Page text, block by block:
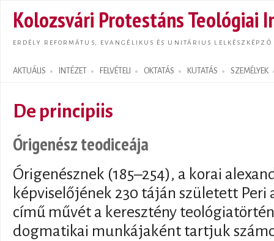
Kolozsvári Protestáns Teológiai
ERDÉLY REFORMÁTUS, EVANGÉLIKUS ÉS UNITÁRIUS LELKÉSZKÉPZŐ
AKTUÁLIS INTÉZET FELVÉTELI OKTATÁS KUTATÁS SZEMÉLYEK
Search form
De principiis
Órigenész teodiceája
Órigenésznek (185–254), a korai
képviselőjének 230 táján született Peri
című művét a keresztény
dogmatikai munkájaként tartjuk